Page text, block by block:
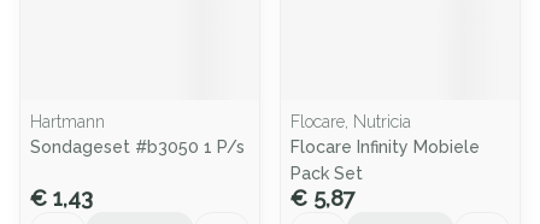
Hartmann
Sondageset #b3050 1 P/s
€ 1,43
Flocare, Nutricia
Flocare Infinity Mobiele
Pack Set
€ 5,87